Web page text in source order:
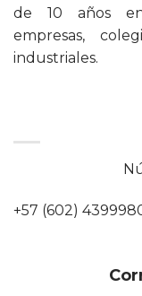
de 10 años en
empresas,
industriales.
+57 (602)